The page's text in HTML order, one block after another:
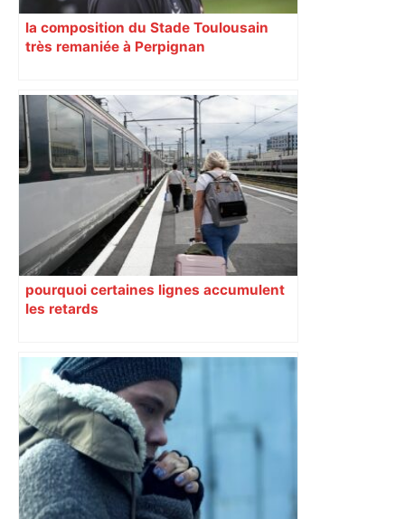
la composition du Stade Toulousain
très remaniée à Perpignan
pourquoi certaines lignes accumulent
les retards